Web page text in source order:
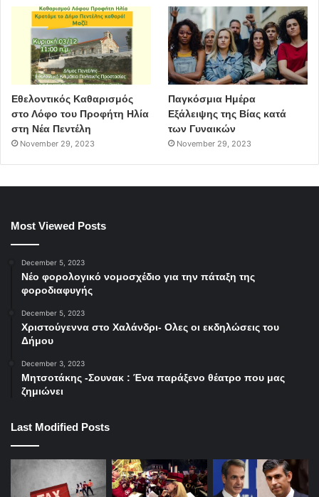
Εθελοντικός Καθαρισμός
στο Λόφο του Προφήτη Ηλία
στη Νέα Πεντέλη
November 29, 2023
Παγκόσμια Ημέρα
Εξάλειψης της Βίας κατά
των Γυναικών
November 29, 2023
Most Viewed Posts
December 5, 2023
Νέο φορολογικό νομοσχέδιο για την πάταξη της
φοροδιαφυγής
December 5, 2023
Χριστούγεννα στο Χαλάνδρι- Ολες οι εκδηλώσεις του
Δήμου
December 3, 2023
Μητσοτάκης -Σουνακ : Ένα παράξενο θέατρο που μας
ζημιώνει
Last Modified Posts